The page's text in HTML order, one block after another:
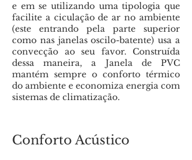
e em se utilizando uma tipologia que
facilite a ciculação de ar no ambiente
(este entrando pela parte superior
como nas janelas oscilo-batente) usa a
convecção ao seu favor. Construída
dessa maneira, a Janela de PVC
mantém sempre o conforto térmico
do ambiente e economiza energia com
sistemas de climatização.
Conforto Acústico